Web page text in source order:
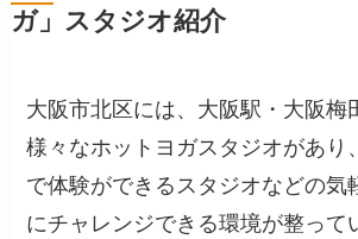
ガ」スタジオ紹介
大阪市北区には、大阪駅・大阪梅
様々なホットヨガスタジオがあり
で体験ができるスタジオなどの気
にチャレンジできる環境が整って